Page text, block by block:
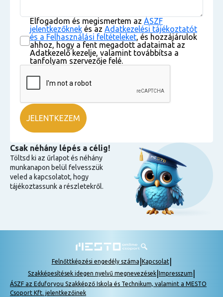
Elfogadom és megismertem az ÁSZF
jelentkezőknek és az Adatkezelési tájékoztatót
és a Felhasználási feltételeket, és hozzájárulok
ahhoz, hogy a fent megadott adataimat az
Adatkezelő kezelje, valamint továbbítsa a
tanfolyam szervezője felé.
Csak néhány lépés a célig!
Töltsd ki az űrlapot és néhány
munkanapon belül felvesszük
veled a kapcsolatot, hogy
tájékoztassunk a részletekről.
Felnőttképzési engedély száma Kapcsolat|
Szakképesítések idegen nyelvű megnevezések Impresszum
ÁSZF az Eduforyou Szakképző Iskola és Technikum, valamint a MESTO
Csoport Kft. jelentkezőinek